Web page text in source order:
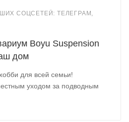
СОЦСЕТЕЙ: ТЕЛЕГРАМ,
Boyu Suspension
дом
для всей семьи!
уходом за подводным